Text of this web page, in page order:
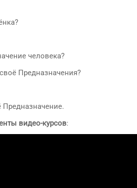
человека?
Предназначения?
видео-курсов: